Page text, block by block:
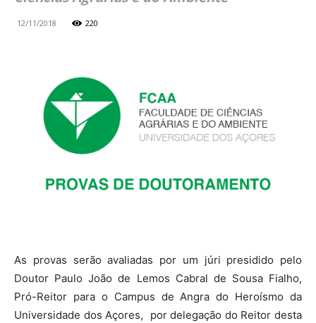
12/11/2018 220
As provas serão avaliadas por um júri presidido pelo
Doutor Paulo João de Lemos Cabral de Sousa Fialho,
Pró-Reitor para o Campus de Angra do Heroísmo da
Universidade dos Açores, por delegação do Reitor desta